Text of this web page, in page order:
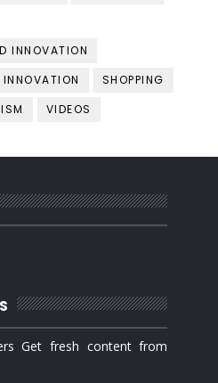
INNOVATION
SHOPPING
VIDEOS
Get fresh content from